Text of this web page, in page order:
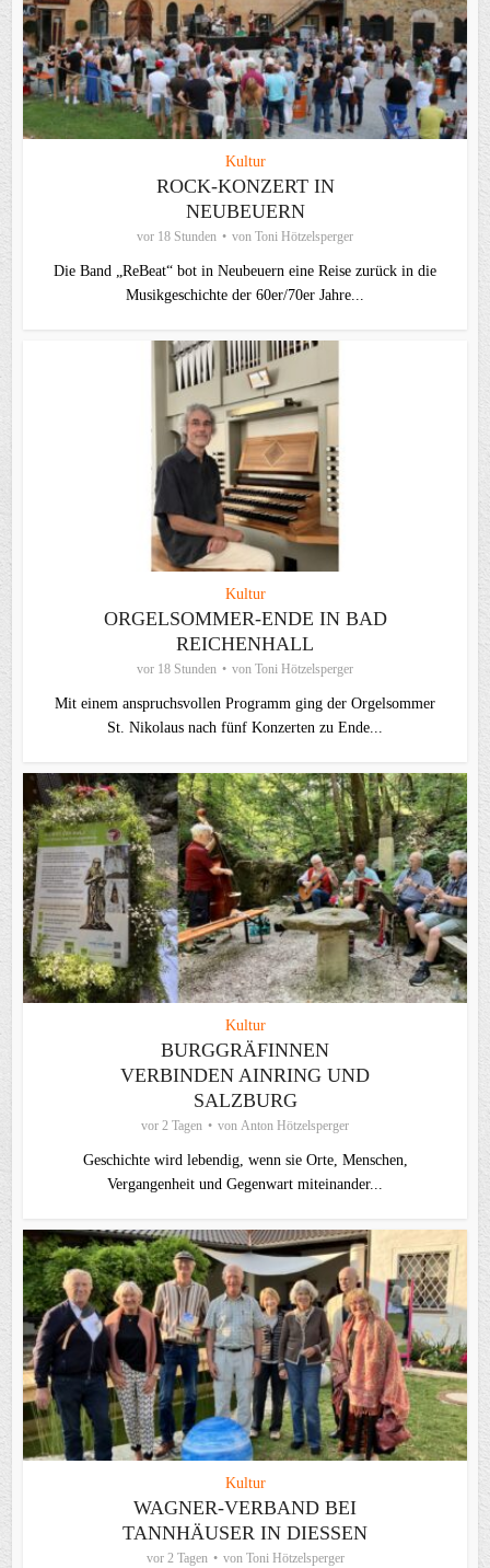
Kultur
ROCK-KONZERT IN
NEUBEUERN
vor 18 Stunden von Toni Hötzelsperger
Die Band „ReBeat“ bot in Neubeuern eine Reise zurück in die
Musikgeschichte der 60er/70er Jahre...
Kultur
ORGELSOMMER-ENDE IN BAD
REICHENHALL
vor 18 Stunden von Toni Hötzelsperger
Mit einem anspruchsvollen Programm ging der Orgelsommer
St. Nikolaus nach fünf Konzerten zu Ende...
Kultur
BURGGRÄFINNEN
VERBINDEN AINRING UND
SALZBURG
vor 2 Tagen von Anton Hötzelsperger
Geschichte wird lebendig, wenn sie Orte, Menschen,
Vergangenheit und Gegenwart miteinander...
Kultur
WAGNER-VERBAND BEI
TANNHÄUSER IN DIESSEN
vor 2 Tagen von Toni Hötzelsperger